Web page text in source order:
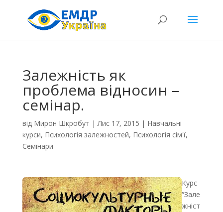
Залежність як
проблема відносин –
семінар.
від Мирон Шкробут |Лис 17, 2015 | Навчальні
курси, Психологія залежностей, Психологія сім'ї,
Семінари
Курс
“Зале
жніст